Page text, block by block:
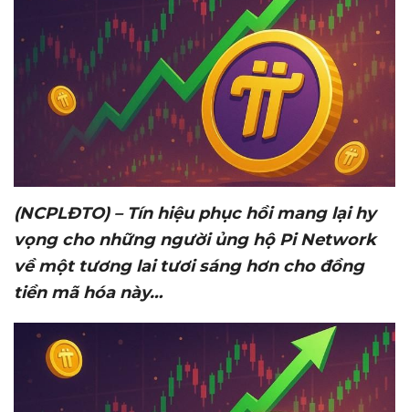
(NCPLĐTO) – Tín hiệu phục hồi mang lại hy
vọng cho những ngườiủng hộPi Network
vềmột tương lai tươi sáng hơn cho đồng
tiền mã hóa này…